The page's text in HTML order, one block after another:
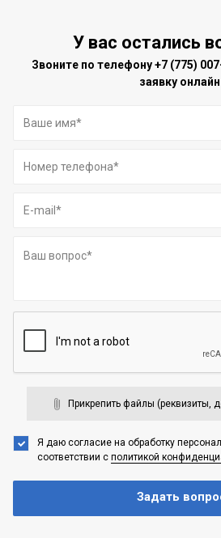
У вас остались
Звоните по телефону+7 (775)
заявку
Прикрепить файлы (реквизиты,
Я даю согласие на обработку
соответствии с политикой